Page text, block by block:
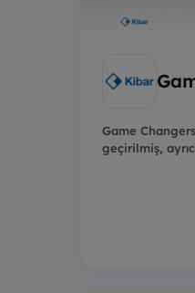
Game
geçirilmiş,